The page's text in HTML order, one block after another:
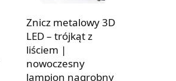
Znicz metalowy 3D
LED – trójkąt z
liściem |
nowoczesny
lampion nagrobny